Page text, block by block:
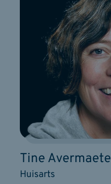
Huisarts
Tine Avermaete